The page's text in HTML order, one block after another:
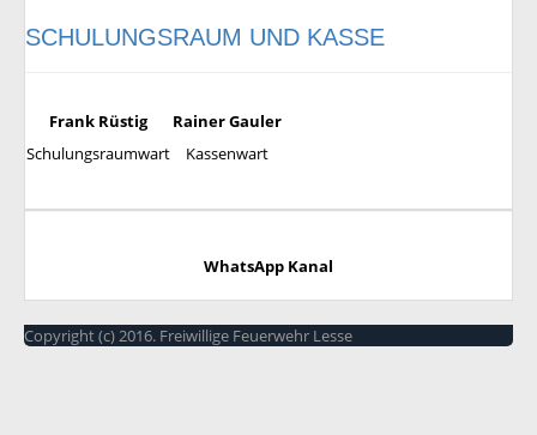
SCHULUNGSRAUM UND KASSE
Frank Rüstig
Schulungsraumwart
Rainer Gauler
Kassenwart
WhatsApp Kanal
Copyright (c) 2016. Freiwillige Feuerwehr Lesse